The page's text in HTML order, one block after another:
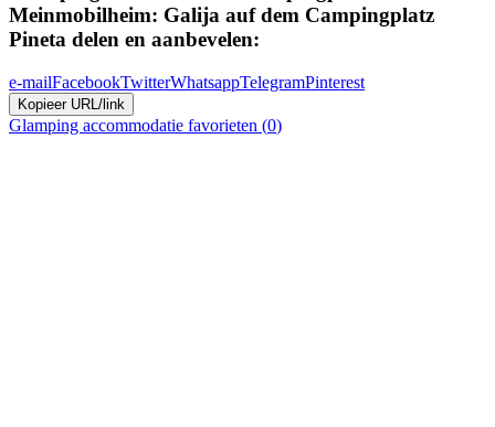
Meinmobilheim: Galija auf dem Campingplatz
Pineta delen en aanbevelen:
e-mailFacebookTwitterWhatsappTelegramPinterest
Kopieer URL/link
Glamping accommodatie favorieten (0)